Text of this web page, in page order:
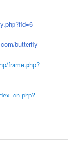
butterfly
frame.php?